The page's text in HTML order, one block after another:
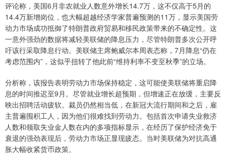
评论称，美国6月非农就业人数意外增长14.7万，这不仅高于5月的
14.4万新增岗位，也大幅超越经济学家普遍预测的11万，显示美国劳
动力市场成功抵御了特朗普政府贸易和移民政策带来的不确定性。这
一意外强劲的数据将减轻美联储的降息压力，尽管特朗普多次公开呼
吁该行采取降息行动。美联储主席鲍威尔本周表态称，7月降息“仍在
考虑范围内”，这似乎扭转了他此前“维持利率不变至秋季”的立场。
分析称，该报告表明劳动力市场保持稳定，这可能使美联储将重启降
息的时间推迟至9月。尽管就业增长超预期，但增速正在放缓，主要反
映出招聘活动疲软。裁员仍然相当低，在新冠大流行期间和之后，雇
主普遍囤积工人，因为他们很难找到劳动力。包括首次申请失业救济
人数和领取失业金人数在内的多项指标显示，在经历了保护经济免于
衰退的强劲表现后，劳动力市场正显现疲态。当时美联储为对抗高通
胀大幅收紧货币政策。